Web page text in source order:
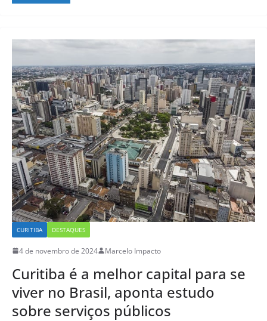
CURITIBA DESTAQUES
4 de novembro de 2024 Marcelo Impacto
Curitiba é a melhor capital para se
viver no Brasil, aponta estudo
sobre serviços públicos